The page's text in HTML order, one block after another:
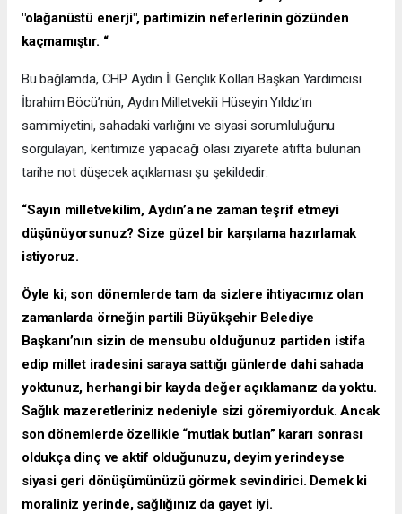
"olağanüstü enerji", partimizin neferlerinin gözünden
kaçmamıştır. “
Bu bağlamda, CHP Aydın İl Gençlik Kolları Başkan Yardımcısı
İbrahim Böcü’nün, Aydın Milletvekili Hüseyin Yıldız’ın
samimiyetini, sahadaki varlığını ve siyasi sorumluluğunu
sorgulayan, kentimize yapacağı olası ziyarete atıfta bulunan
tarihe not düşecek açıklaması şu şekildedir:
“Sayın milletvekilim, Aydın’a ne zaman teşrif etmeyi
düşünüyorsunuz? Size güzel bir karşılama hazırlamak
istiyoruz.
Öyle ki; son dönemlerde tam da sizlere ihtiyacımız olan
zamanlarda örneğin partili Büyükşehir Belediye
Başkanı’nın sizin de mensubu olduğunuz partiden istifa
edip millet iradesini saraya sattığı günlerde dahi sahada
yoktunuz, herhangi bir kayda değer açıklamanız da yoktu.
Sağlık mazeretleriniz nedeniyle sizi göremiyorduk. Ancak
son dönemlerde özellikle “mutlak butlan” kararı sonrası
oldukça dinç ve aktif olduğunuzu, deyim yerindeyse
siyasi geri dönüşümünüzü görmek sevindirici. Demek ki
moraliniz yerinde, sağlığınız da gayet iyi.